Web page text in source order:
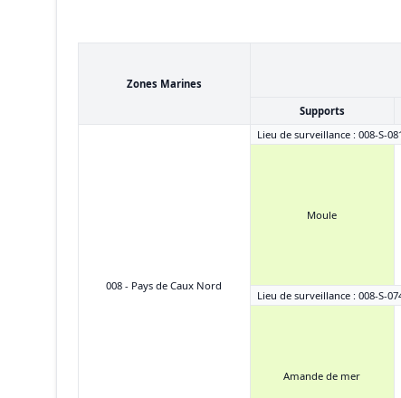
Zones Marines
Supports
008 - Pays de Caux Nord
Lieu de surveillance : 008-S-
Moule
Lieu de surveillance : 008-S-
Amande de mer